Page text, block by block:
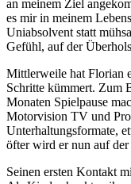
an meinem Ziel
es mir in meinem
Uniabsolvent statt
Gefühl, auf der
Mittlerweile hat Florian
Schritte kümmert. Zum
Monaten Spielpause
Motorvision TV und
Unterhaltungsformate,
öfter wird er nun auf der
Seinen ersten Kontakt